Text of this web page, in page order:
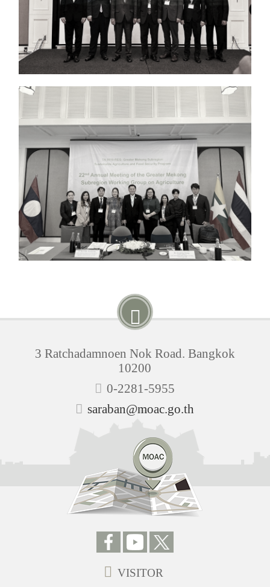
3 Ratchadamnoen Nok Road. Bangkok
10200
0-2281-5955
saraban@moac.go.th
VISITOR